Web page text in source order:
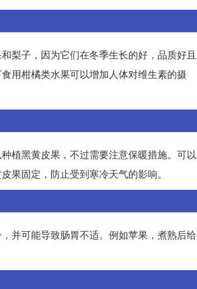
梨子，因为它们在冬季生长的好，品质好且
用柑橘类水果可以增加人体对维生素的摄
植黑黄皮果，不过需要注意保暖措施。可以
果固定，防止受到寒冷天气的影响。
并可能导致肠胃不适。例如苹果，煮熟后给